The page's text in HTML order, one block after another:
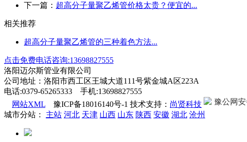
下一篇： 超高分子量聚乙烯管价格太贵？便宜的...
相关推荐
超高分子量聚乙烯管的三种着色方法...
点击免费电话咨询:13698827555
洛阳迈尔斯管业有限公司
公司地址：洛阳市西工区王城大道111号紫金城A区223A
电话:0379-65265333 手机:13698827555
网站XML 豫ICP备18016140号-1 技术支持： 尚贤科技
豫公网安
城市分站：
主站 河北 天津 山西 山东 陕西 安徽 湖北 沧州